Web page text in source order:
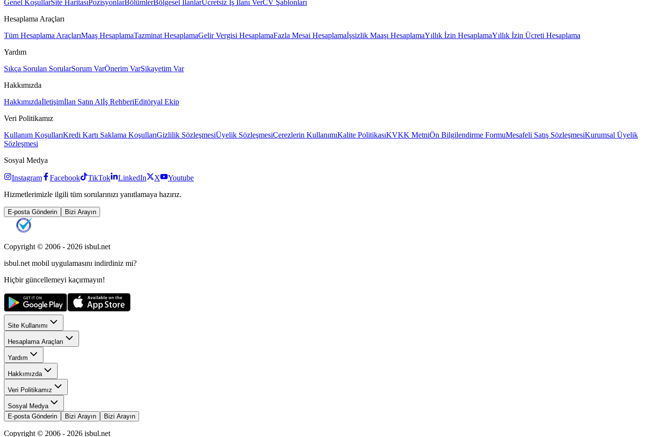
Genel KoşullarSite Haritası PozisyonlarBölümlerBölgesel İlanlarÜcretsiz İş İlanı VerCV Şablonları
Hesaplama Araçları
Tüm Hesaplama AraçlarıMaaş HesaplamaTazminat HesaplamaGelir Vergisi HesaplamaFazla Mesai Hesaplamaİşsizlik Maaşı HesaplamaYıllık İzin HesaplamaYıllık İzin Ücreti Hesaplama
Yardım
Sıkça Sorulan SorularSorum VarÖnerim VarŞikayetim Var
Hakkımızda
Hakkımızdaİletişimİlan Satın Alİş RehberiEditöryal Ekip
Veri Politikamız
Kullanım KoşullarıKredi Kartı Saklama KoşullarıGizlilik SözleşmesiÜyelik SözleşmesiÇerezlerin KullanımıKalite PolitikasıKVKK MetniÖn Bilgilendirme FormuMesafeli Satış SözleşmesiKurumsal Üyelik
Sözleşmesi
Sosyal Medya
Instagram Facebook TikTok LinkedIn X
Youtube
Hizmetlerimizle ilgili tüm sorularınızı yanıtlamaya hazırız.
E-posta Gönderin Bizi Arayın
Copyright © 2006 - 2026 isbul.net
isbul.net mobil uygulamasını indirdiniz mi?
Hiçbir güncellemeyi kaçırmayın!
Site Kullanımı
Hesaplama Araçları
Yardım
Hakkımızda
Veri Politikamız
Sosyal Medya
E-posta Gönderin
Bizi Arayın Bizi Arayın
Copyright © 2006 - 2026 isbul.net